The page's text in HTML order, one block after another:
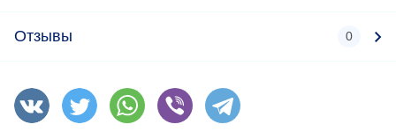
Отзывы 0